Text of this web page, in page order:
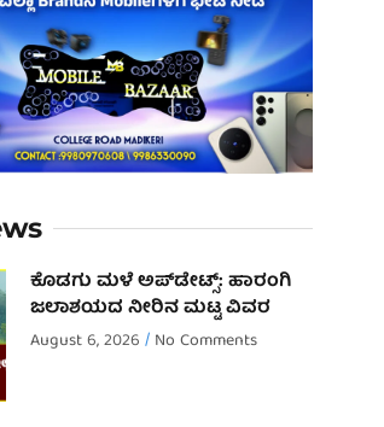
ಕೊಡಗು ಮಳೆ ಅಪ್‌ಡೇಟ್ಸ್: ಹಾರಂಗಿ
ಜಲಾಶಯದ ನೀರಿನ ಮಟ್ಟ ವಿವರ
August 6, 2026 No Comments